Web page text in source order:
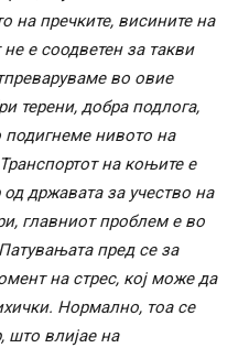
на пречките, висините на
е соодветен за такви
во овие
терени, добра подлога,
подигнеме нивото на
на коњите е
државата за учество на
главниот проблем е во
пред се за
на стрес, кој може да
Нормално, тоа се
што влијае на